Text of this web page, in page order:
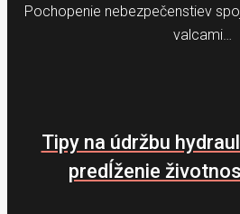
Pochopenie nebezpečenstiev
valcami…
Tipy na údržbu
predĺženie